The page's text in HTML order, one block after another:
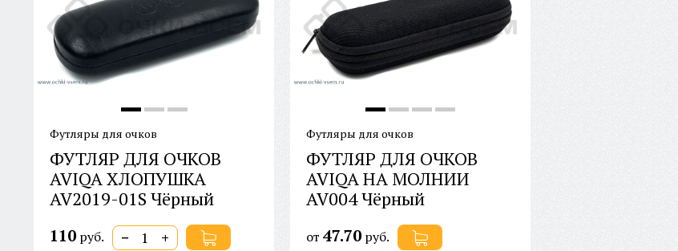
Футляры для очков
ФУТЛЯР ДЛЯ ОЧКОВ
AVIQA ХЛОПУШКА
AV2019-01S Чёрный
110 руб. − +
Футляры для очков
ФУТЛЯР ДЛЯ ОЧКОВ
AVIQA НА МОЛНИИ
AV004 Чёрный
от 47.70 руб.